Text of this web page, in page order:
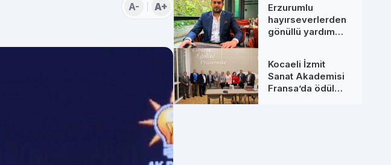
A- A+
Ortaklarıyla
Zirveye Çıkıyor
Erzurumlu
hayırseverlerden
gönüllü yardım
Kocaeli İzmit
Sanat Akademisi
Fransa’da ödül